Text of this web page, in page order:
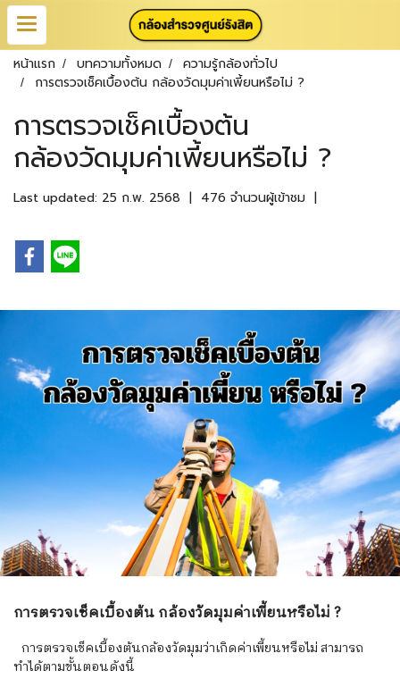
หน้าแรก บทความทั้งหมด
ความรู้กล้องทั่วไป
การตรวจเช็คเบื้องต้น กล้องวัดมุมค่าเพี้ยนหรือไม่ ?
การตรวจเช็คเบื้องต้น
กล้องวัดมุมค่าเพี้ยนหรือไม่ ?
Last updated: 25 ก.พ. 2568 | 476 จำนวนผู้เข้าชม |
การตรวจเช็คเบื้องต้น กล้องวัดมุมค่าเพี้ยนหรือไม่ ?
การตรวจเช็คเบื้องต้นกล้องวัดมุมว่าเกิดค่าเพี้ยนหรือไม่ สามารถ
ทำได้ตามขั้นตอนดังนี้